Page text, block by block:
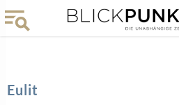
Eulit